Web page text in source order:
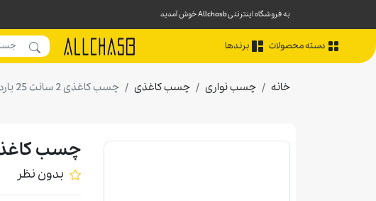
به فروشگاه اینترنتی Allchasb خوش آمدید
دسته محصولات برندها
خانه چسب نواری چسب کاغذی چسب کاغذی 2 سانت 25 یارد میم
چسب کاغذی 2 سانت 25
بدون نظر